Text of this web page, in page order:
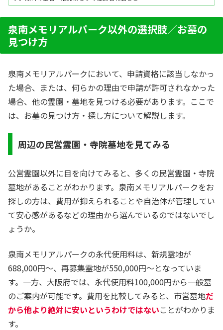
介。墓石や石材店の選び方のほか、建墓、墓石修
泉南メモリアルパーク以外の選択肢／お墓の
見つけ方
泉南メモリアルパークにおいて、申請資格に該当しなかっ
た場合、または、何らかの理由で申請が許可されなかった
場合、他の霊園・墓地を見つける必要があります。ここで
は、お墓の見つけ方・探し方について解説します。
周辺の民営霊園・寺院墓地を見てみる
公営霊園以外に目を向けてみると、多くの民営霊園・寺院
墓地があることがわかります。泉南メモリアルパークをお
探しの方は、費用が抑えられることや自治体が管理してい
て安心感があるなどの理由から選んでいるのではないでし
ょうか。
泉南メモリアルパークの永代使用料は、新規霊地が
688,000円～、再募集霊地が550,000円～となっていま
す。一方、大阪府では、永代使用料100,000円から一般墓
のご案内が可能です。費用を比較してみると、市営墓地だ
から他より絶対に安いというわけではないことがわかりま
す。